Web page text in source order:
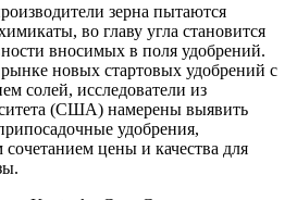
зерна пытаются
во главу угла становится
вносимых в поля удобрений.
новых стартовых удобрений с
солей, исследователи из
(США) намерены выявить
удобрения,
цены и качества для